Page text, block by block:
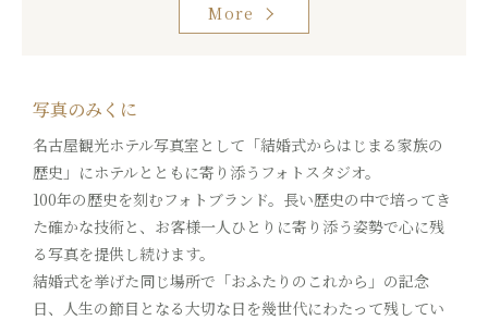
More
写真のみくに
名古屋観光ホテル写真室として「結婚式からはじまる家族の
歴史」にホテルとともに寄り添うフォトスタジオ。
100年の歴史を刻むフォトブランド。長い歴史の中で培ってき
た確かな技術と、お客様一人ひとりに寄り添う姿勢で心に残
る写真を提供し続けます。
結婚式を挙げた同じ場所で「おふたりのこれから」の記念
日、人生の節目となる大切な日を幾世代にわたって残してい